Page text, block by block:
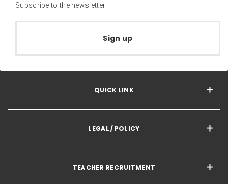
Subscribe to the newsletter
Sign up
QUICK LINK
LEGAL / POLICY
TEACHER RECRUITMENT